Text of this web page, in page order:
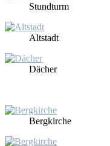
Stund­turm
Alt­stadt
Dä­cher
Berg­kir­che